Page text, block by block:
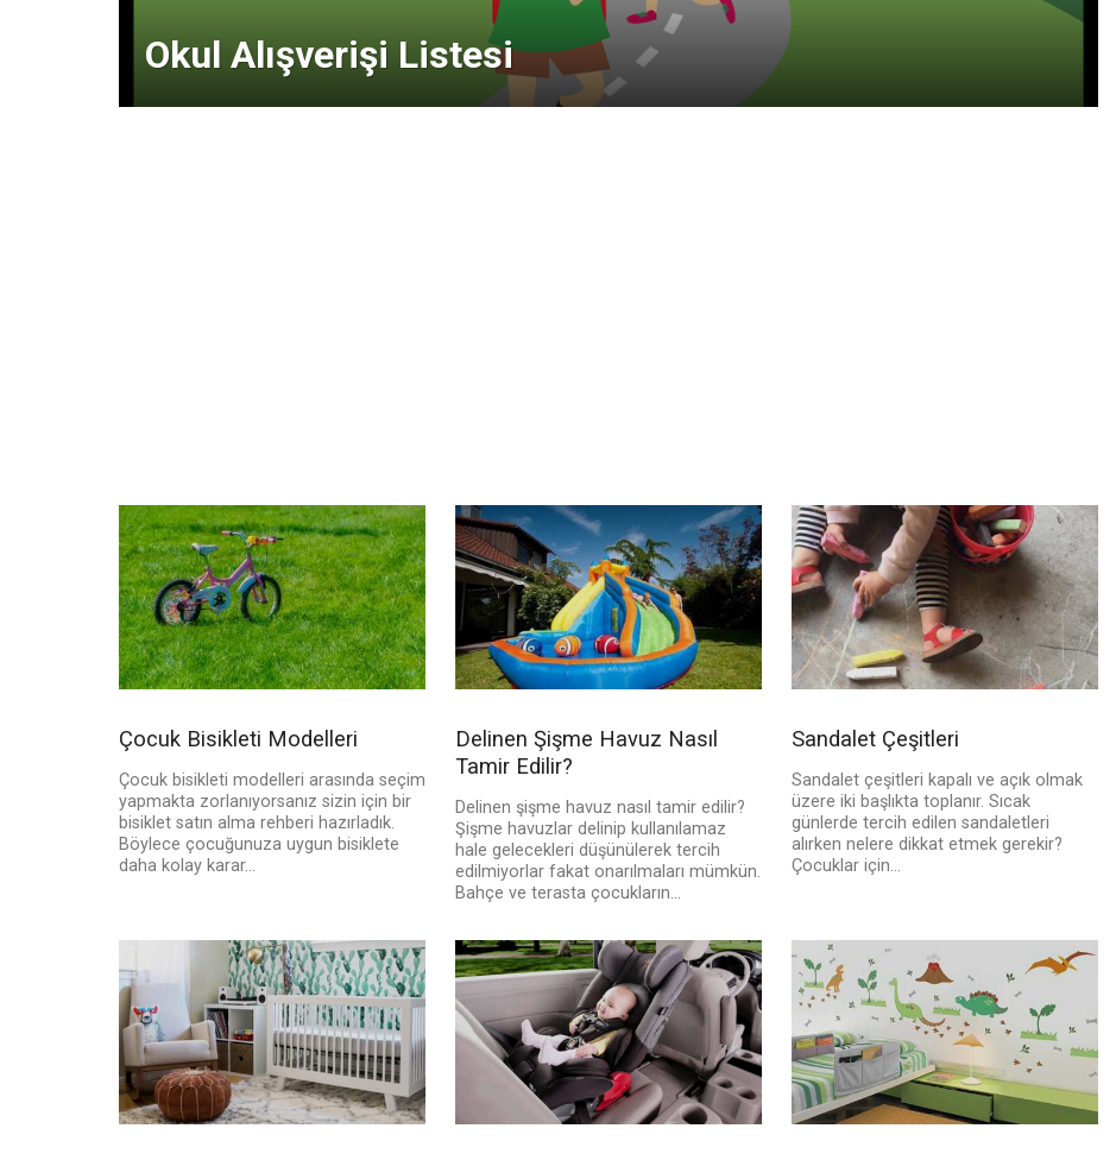
Okul Alışverişi Listesi
Çocuk Bisikleti Modelleri
Çocuk bisikleti modelleri arasında seçim
yapmakta zorlanıyorsanız sizin için bir
bisiklet satın alma rehberi hazırladık.
Böylece çocuğunuza uygun bisiklete
daha kolay karar...
Delinen Şişme Havuz Nasıl
Tamir Edilir?
Delinen şişme havuz nasıl tamir edilir?
Şişme havuzlar delinip kullanılamaz
hale gelecekleri düşünülerek tercih
edilmiyorlar fakat onarılmaları mümkün.
Bahçe ve terasta çocukların...
Sandalet Çeşitleri
Sandalet çeşitleri kapalı ve açık olmak
üzere iki başlıkta toplanır. Sıcak
günlerde tercih edilen sandaletleri
alırken nelere dikkat etmek gerekir?
Çocuklar için...